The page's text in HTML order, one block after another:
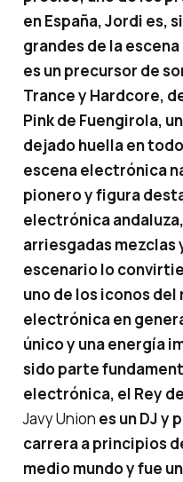
en España, Jordi es,
grandes de la
es un precursor de
Trance y Hardcore,
Pink de Fuengirola,
dejado huella en
escena electrónica
pionero y figura
electrónica
arriesgadas mezclas
escenario lo
uno de los iconos
electrónica en
único y una energía
sido parte
electrónica, el Rey
Javy Union es un DJ y
carrera a principios
medio mundo y fue